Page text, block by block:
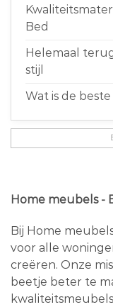
Bed
Helemaal
stijl
Wat is de
Home meubels -
Bij Home
voor alle
creëren. Onze
beetje beter te